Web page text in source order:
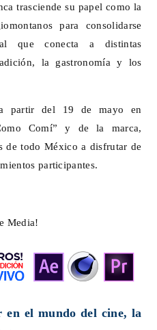
trasciende su papel como la
para consolidarse
que conecta a distintas
la gastronomía y los
partir del 19 de mayo en
Comí” y de la marca,
de todo México a disfrutar de
participantes.
Media!
en el mundo del cine, la